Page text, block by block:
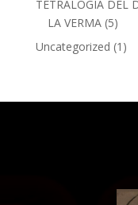
TETRALOGIA DEL
LA VERMA(5)
Uncategorized (1)